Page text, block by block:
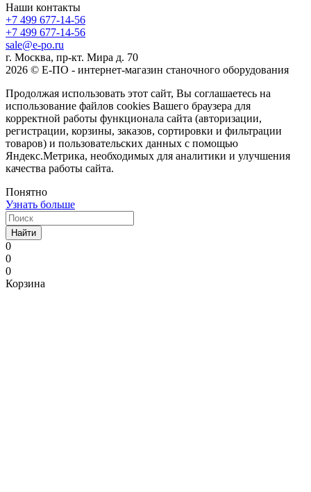
Наши контакты
+7 499 677-14-56
+7 499 677-14-56
sale@e-po.ru
г. Москва, пр-кт. Мира д. 70
2026 © Е-ПО - интернет-магазин станочного оборудования
Продолжая использовать этот сайт, Вы соглашаетесь на
использование файлов cookies Вашего браузера для
корректной работы функционала сайта (авторизации,
регистрации, корзины, заказов, сортировки и фильтрации
товаров) и пользовательских данных с помощью
Яндекс.Метрика, необходимых для аналитики и улучшения
качества работы сайта.
Понятно
Узнать больше
Найти
0
0
0
Корзина